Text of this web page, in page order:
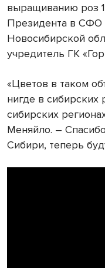
выращиванию роз
Президента в СФО
Новосибирской
учредитель ГК
«Цветов в таком
нигде в сибирских
сибирских
Меняйло. –
Сибири, теперь